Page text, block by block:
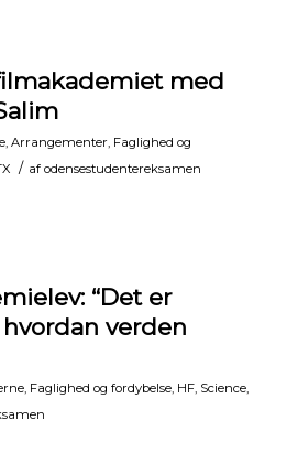
med
, Arrangementer, Faglighed og
/ af odensestudentereksamen
“Det er
verden
, Faglighed og fordybelse, HF, Science,